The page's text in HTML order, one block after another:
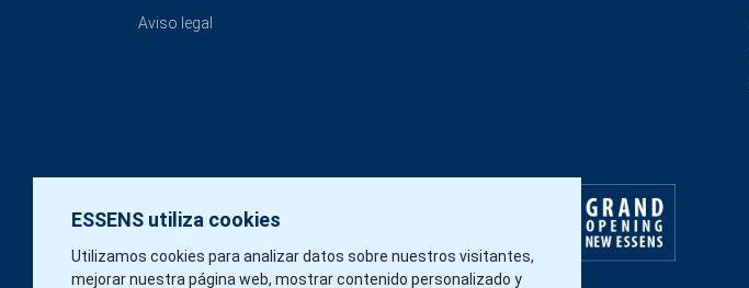
ESSENS utiliza cookies
Utilizamos cookies para analizar datos sobre nuestros visitantes,
mejorar nuestra página web, mostrar contenido personalizado y
Aviso legal